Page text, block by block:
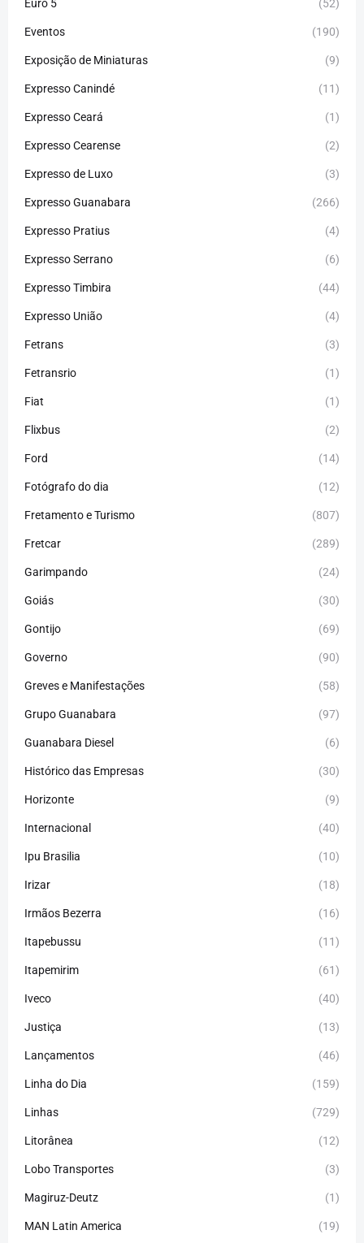
Euro 5 (52)
Eventos (190)
Exposição de Miniaturas (9)
Expresso Canindé (11)
Expresso Ceará (1)
Expresso Cearense (2)
Expresso de Luxo (3)
Expresso Guanabara (266)
Expresso Pratius (4)
Expresso Serrano (6)
Expresso Timbira (44)
Expresso União (4)
Fetrans (3)
Fetransrio (1)
Fiat (1)
Flixbus (2)
Ford (14)
Fotógrafo do dia (12)
Fretamento e Turismo (807)
Fretcar (289)
Garimpando (24)
Goiás (30)
Gontijo (69)
Governo (90)
Greves e Manifestações (58)
Grupo Guanabara (97)
Guanabara Diesel (6)
Histórico das Empresas (30)
Horizonte (9)
Internacional (40)
Ipu Brasilia (10)
Irizar (18)
Irmãos Bezerra (16)
Itapebussu (11)
Itapemirim (61)
Iveco (40)
Justiça (13)
Lançamentos (46)
Linha do Dia (159)
Linhas (729)
Litorânea (12)
Lobo Transportes (3)
Magiruz-Deutz (1)
MAN Latin America (19)